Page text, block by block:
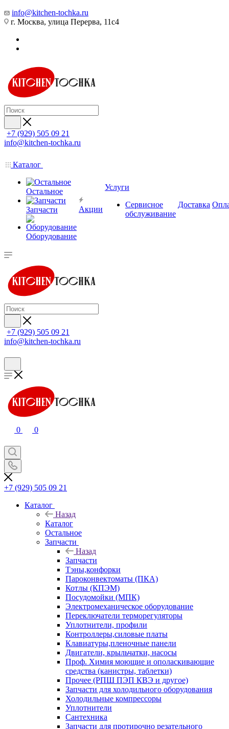
info@kitchen-tochka.ru
г. Москва, улица Перерва, 11с4
+7 (929) 505 09 21
info@kitchen-tochka.ru
Каталог
Остальное
Запчасти
Оборудование
Акции
Услуги
Сервисное
обслуживание
Доставка
+7 (929) 505 09 21
info@kitchen-tochka.ru
0 0
+7 (929) 505 09 21
Каталог
Назад
Каталог
Остальное
Запчасти
Назад
Запчасти
Тэны,конфорки
Пароконвектоматы (ПКА)
Котлы (КПЭМ)
Посудомойки (МПК)
Электромеханическое оборудование
Переключатели терморегуляторы
Уплотнители, профили
Контроллеры,силовые платы
Клавиатуры,пленочные панели
Двигатели, крыльчатки, насосы
Проф. Химия моющие и ополаскивающие
средства (канистры, таблетки)
Прочее (РПШ ПЭП КВЭ и другое)
Запчасти для холодильного оборудования
Холодильные компрессоры
Уплотнители
Сантехника
Запчасти для протирочно резательного